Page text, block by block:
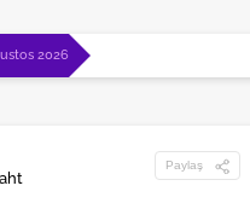
2026
Paylaş